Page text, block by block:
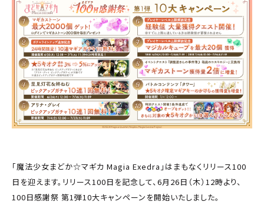
「魔法少女まどか☆マギカ Magia Exedra」はまもなくリリース100
日を迎えます。リリース100日を記念して、6月26日（木）12時より、
100日感謝祭 第1弾10大キャンペーンを開始いたしました。